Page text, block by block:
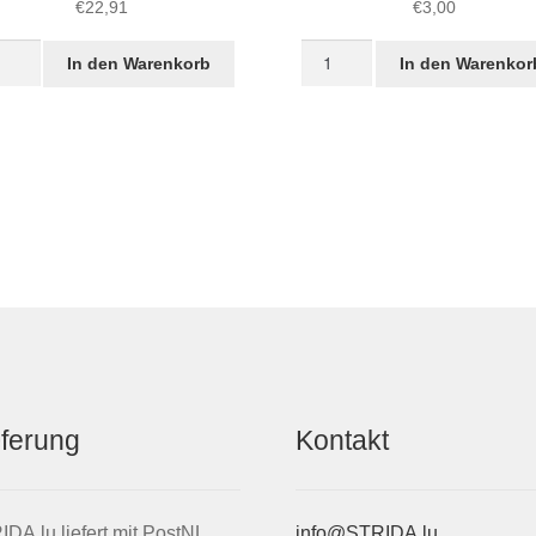
€22,91
In den Warenkorb
€3,00
In den
Kontakt